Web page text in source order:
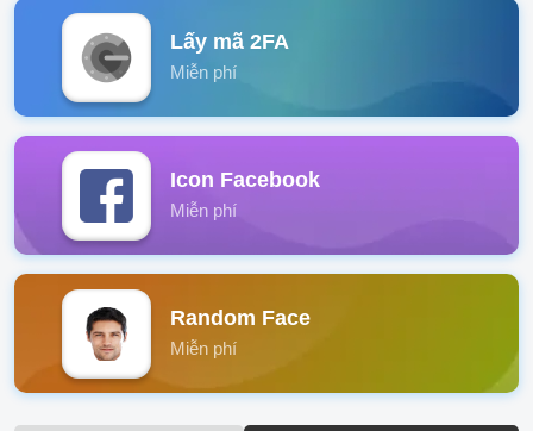
Lấy mã 2FA
Miễn phí
Icon Facebook
Miễn phí
Random Face
Miễn phí